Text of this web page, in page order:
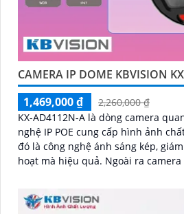
CAMERA IP DOME KBVISION
1,469,000 ₫
2,260,000 ₫
KX-AD4112N-A là dòng camera
nghệ IP POE cung cấp hình ảnh
đó là công nghệ ánh sáng kép,
hoạt mà hiệu quả. Ngoài ra camera IP KX-AD4112N-A còn